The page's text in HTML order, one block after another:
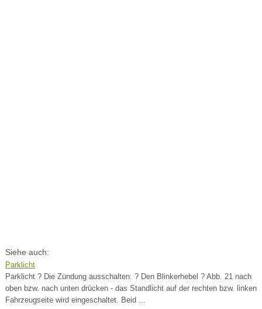
Siehe auch:
Parklicht
Parklicht ? Die Zündung ausschalten. ? Den Blinkerhebel ? Abb. 21 nach
oben bzw. nach unten drücken - das Standlicht auf der rechten bzw. linken
Fahrzeugseite wird eingeschaltet. Beid ...